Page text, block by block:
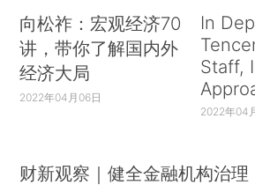
向松祚：宏观经济70
讲，带你了解国内外
经济大局
2022年04月06日
In
Staff,
2022年04
财新观察｜健全金融机构治理